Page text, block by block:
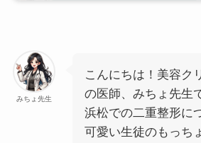
みちょ先生
こんにちは！美容ク
の医師、みちょ先生
浜松での二重整形に
可愛い生徒のもっち